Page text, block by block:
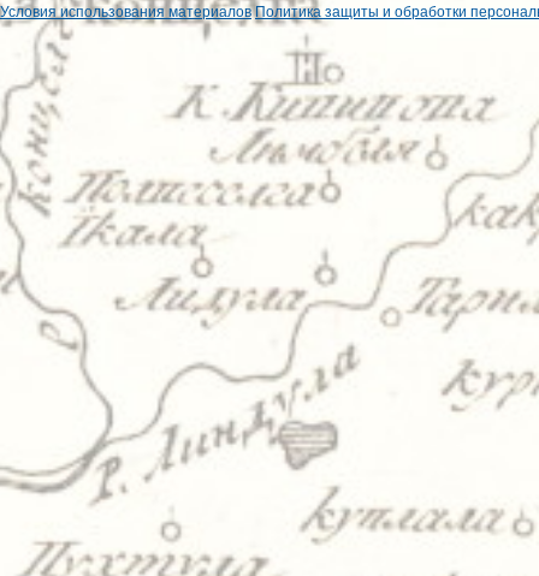
Условия использования материалов Политика защиты и обработки